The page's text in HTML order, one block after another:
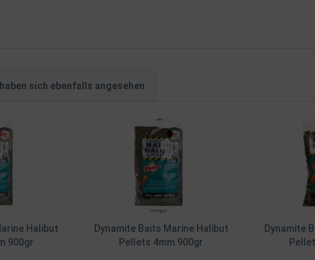
sich ebenfalls angesehen
Halibut
900gr
Dynamite Baits Marine Halibut
Pellets 4mm 900gr
Dynamite